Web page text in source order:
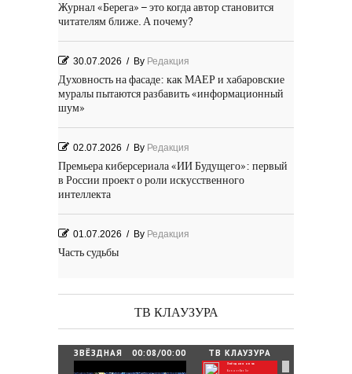
Журнал «Берега» – это когда автор становится
читателям ближе. А почему?
30.07.2026 / By Редакция
Духовность на фасаде: как МАЕР и хабаровские
муралы пытаются разбавить «информационный
шум»
02.07.2026 / By Редакция
Премьера киберсериала «ИИ Будущего»: первый
в России проект о роли искусственного
интеллекта
01.07.2026 / By Редакция
Часть судьбы
29.06.2026 / ByРедакция
День Победы! Посёлок Гидростроитель. 2026 год
25.06.2026 ByРедакция
Зелёные мемориалы памяти и славы
ТВ КЛАУЗУРА
Звёздная ночь
Винсент Ван Гог
ТВ КЛАУЗУРА
ЗВЁЗДНАЯ
00:08/00:00